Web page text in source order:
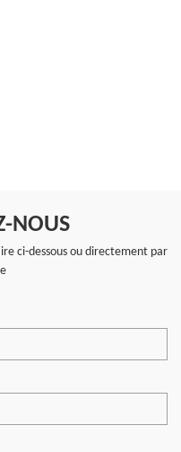
NOUS
ci-dessous ou directement par